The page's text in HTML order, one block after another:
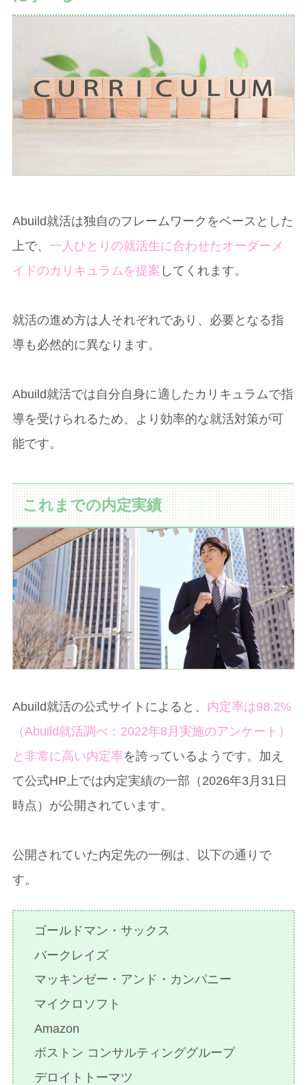
Abuild就活は独自のフレームワークをベースとした
上で、 一人ひとりの就活生に合わせたオーダーメ
イドのカリキュラムを提案 してくれます。
就活の進め方は人それぞれであり、必要となる指
導も必然的に異なります。
Abuild就活では自分自身に適したカリキュラムで指
導を受けられるため、より効率的な就活対策が可
能です。
これまでの内定実績
Abuild就活の公式サイトによると、 内定率は98.2%
（Abuild就活調べ：2022年8月実施のアンケート）
と非常に高い内定率を誇っているようです。加え
て公式HP上では内定実績の一部（2026年3月31日
時点）が公開されています。
公開されていた内定先の一例は、以下の通りで
す。
ゴールドマン・サックス
バークレイズ
マッキンゼー・アンド・カンパニー
マイクロソフト
Amazon
ボストン コンサルティンググループ
デロイトトーマツ